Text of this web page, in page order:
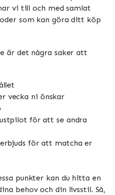
vi till och med samlat
som kan göra ditt köp
är det några saker att
vecka ni önskar
för att se andra
för att matcha er
punkter kan du hitta en
behov och din livsstil. Så,